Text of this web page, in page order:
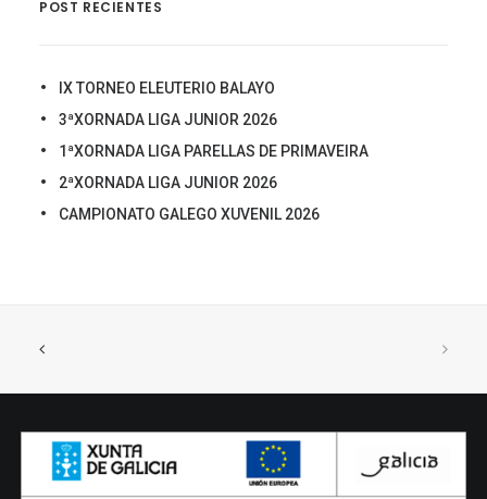
POST RECIENTES
IX TORNEO ELEUTERIO BALAYO
3ªXORNADA LIGA JUNIOR 2026
1ªXORNADA LIGA PARELLAS DE PRIMAVEIRA
2ªXORNADA LIGA JUNIOR 2026
CAMPIONATO GALEGO XUVENIL 2026